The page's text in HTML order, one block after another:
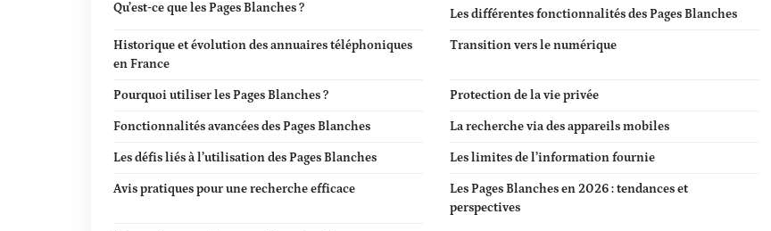
Qu’est-ce que les Pages Blanches ? Les différentes fonctionnalités des Pages Blanches
Historique et évolution des annuaires téléphoniques
en France
Transition vers le numérique
Pourquoi utiliser les Pages Blanches ? Protection de la vie privée
Fonctionnalités avancées des Pages Blanches La recherche via des appareils mobiles
Les défis liés à l’utilisation des Pages Blanches Les limites de l’information fournie
Avis pratiques pour une recherche efficace
Les Pages Blanches en 2026 : tendances et
perspectives